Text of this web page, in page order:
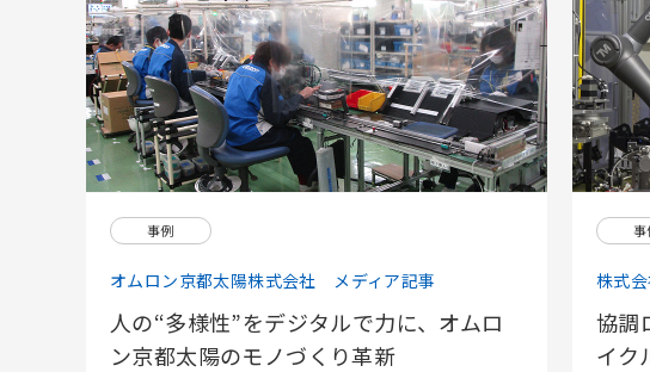
事例
オムロン京都太陽株式会社 メディア記事
人の“多様性”をデジタルで力に、オムロ
ン京都太陽のモノづくり革新
事
株式
協調
イク